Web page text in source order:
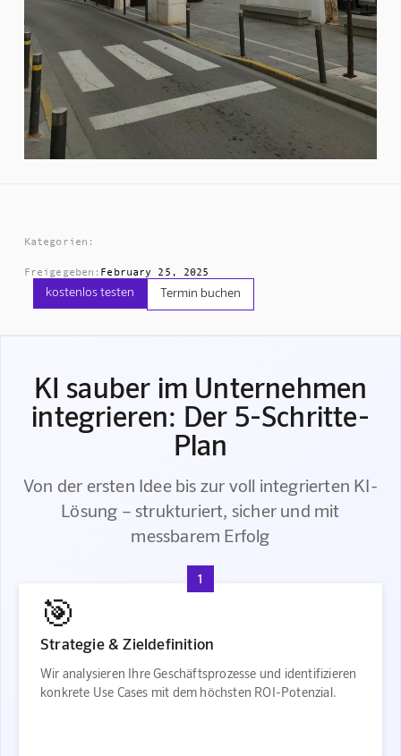
Kategorien:
Freigegeben: February 25, 2025
kostenlos testen Termin buchen
KI sauber im Unternehmen
integrieren: Der 5-Schritte-
Plan
Von der ersten Idee bis zur voll integrierten KI-
Lösung – strukturiert, sicher und mit
messbarem Erfolg
1
🎯
Strategie & Zieldefinition
Wir analysieren Ihre Geschäftsprozesse und identifizieren
konkrete Use Cases mit dem höchsten ROI-Potenzial.